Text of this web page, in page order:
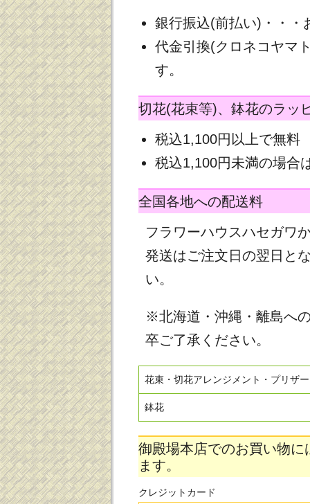
銀行振込(前払い)・・・
代金引換(クロネコヤマ
す。
切花(花束等)、鉢花のラッ
税込1,100円以上で無料
税込1,100円未満の場合
全国各地への配送料
フラワーハウスハセガワ
発送はご注文日の翌日と
い。
※北海道・沖縄・離島へ
卒ご了承ください。
花束・切花アレンジメント・プリザ
鉢花
御殿場本店でのお買い物
ます。
クレジットカード